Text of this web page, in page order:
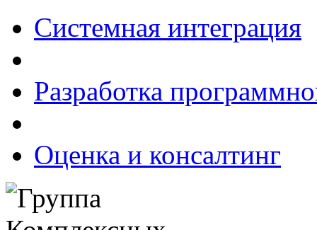
Системная интеграция
Разработка
Оценка и консалтинг